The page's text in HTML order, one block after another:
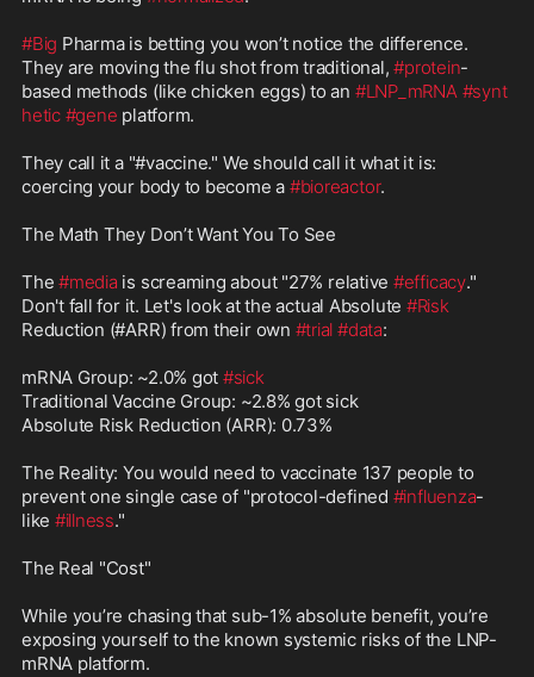
#Big Pharma is betting you won’t notice the difference.
They are moving the flu shot from traditional, #protein-
based methods (like chicken eggs) to an #LNP_mRNA #synt
hetic #gene platform.
They call it a "#vaccine." We should call it what it is:
coercing your body to become a #bioreactor.
The Math They Don’t Want You To See
The #media is screaming about "27% relative #efficacy."
Don't fall for it. Let's look at the actual Absolute #Risk
Reduction (#ARR) from their own #trial #data:
mRNA Group: ~2.0% got #sick
Traditional Vaccine Group: ~2.8% got sick
Absolute Risk Reduction (ARR): 0.73%
The Reality: You would need to vaccinate 137 people to
prevent one single case of "protocol-defined #influenza-
like #illness."
The Real "Cost"
While you’re chasing that sub-1% absolute benefit, you’re
exposing yourself to the known systemic risks of the LNP-
mRNA platform.